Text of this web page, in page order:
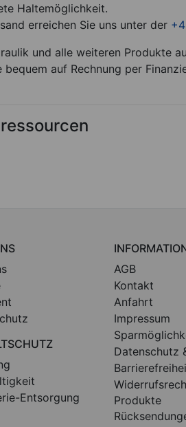
Haltemöglichkeit.
erreichen Sie uns unter der
und alle weiteren Produkte
auf Rechnung per
Entsorgung
AGB
Kontakt
Anfahrt
Impressum
Datenschutz
Produkte